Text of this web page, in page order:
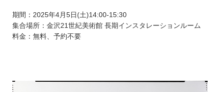
期間：2025年4月5日(土)14:00-15:30
集合場所：金沢21世紀美術館 長期インスタレーションルーム
料金：無料、予約不要